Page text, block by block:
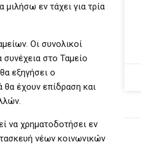
εν τάχει για τρία
Οι συνολικοί
συνέχεια στο Ταμείο
εξηγήσει ο
έχουν επίδραση και
να χρηματοδοτήσει εν
νέων κοινωνικών